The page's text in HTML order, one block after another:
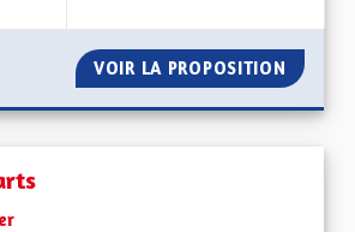
VOIR LA PROPOSITION